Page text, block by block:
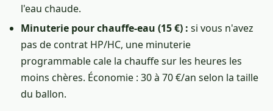
l'eau chaude.
Minuterie pour chauffe-eau (15 €) : si vous n'avez
pas de contrat HP/HC, une minuterie
programmable cale la chauffe sur les heures les
moins chères. Économie : 30 à 70 €/an selon la taille
du ballon.